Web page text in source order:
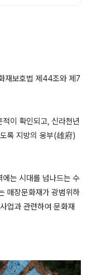
재보호법 제44조와 제7
이 확인되고, 신라천년
록 지방의 웅부(雄府)
는 시대를 넘나드는 수
매장문화재가 광범위하
업과 관련하여 문화재